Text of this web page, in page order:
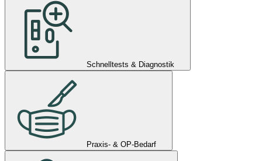
Schnelltests & Diagnostik
Praxis- & OP-Bedarf